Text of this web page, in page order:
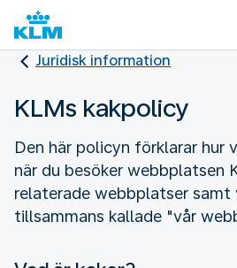
Juridisk information
KLMs kakpolicy
Den här policyn förklarar hur
när du besöker webbplatsen
relaterade webbplatser samt
tillsammans kallade "vår